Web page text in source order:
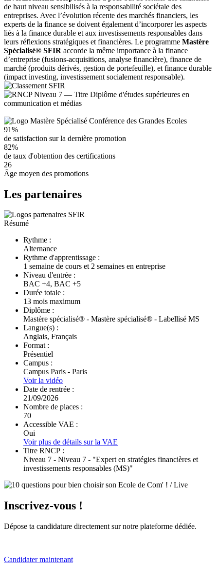
de haut niveau sensibilisés à la responsabilité sociétale des
entreprises. Avec l’évolution récente des marchés financiers, les
experts de la finance se doivent également d’incorporer les aspects
liés à la finance durable et aux investissements responsables dans
leurs réflexions stratégiques et financières. Le programme Mastère
Spécialisé® SFIR accorde la même importance à la finance
d’entreprise (fusions-acquisitions, analyse financière), finance de
marché (produits dérivés, gestion de portefeuille), et finance durable
(impact investing, investissement socialement responsable).
91%
de satisfaction sur la dernière promotion
82%
de taux d'obtention des certifications
26
Âge moyen des promotions
Les partenaires
Résumé
Rythme :
Alternance
Rythme d'apprentissage :
1 semaine de cours et 2 semaines en entreprise
Niveau d'entrée :
BAC +4, BAC +5
Durée totale :
13 mois maximum
Diplôme :
Mastère spécialisé® - Mastère spécialisé® - Labellisé MS
Langue(s) :
Anglais, Français
Format :
Présentiel
Campus :
Campus Paris - Paris
Voir la vidéo
Date de rentrée :
21/09/2026
Nombre de places :
70
Accessible VAE :
Oui
Voir plus de détails sur la VAE
Titre RNCP :
Niveau 7 - Niveau 7 - "Expert en stratégies financières et
investissements responsables (MS)"
Inscrivez-vous !
Dépose ta candidature directement sur notre plateforme dédiée.
Candidater maintenant